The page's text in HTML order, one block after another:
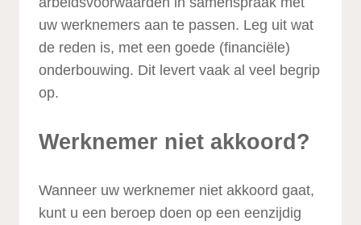
uw werknemers aan te passen. Leg uit wat
de reden is, met een goede (financiële)
onderbouwing. Dit levert vaak al veel begrip
op.
Werknemer niet akkoord?
Wanneer uw werknemer niet akkoord gaat,
kunt u een beroep doen op een eenzijdig